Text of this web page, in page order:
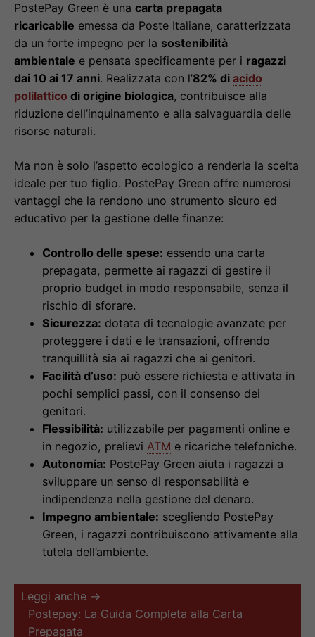
PostePay Green è una carta prepagata
ricaricabile emessa da Poste Italiane, caratterizzata
da un forte impegno per la sostenibilità
ambientale e pensata specificamente per i ragazzi
dai 10 ai 17 anni. Realizzata con l’82% di acido
polilattico di origine biologica, contribuisce alla
riduzione dell’inquinamento e alla salvaguardia delle
risorse naturali.
Ma non è solo l’aspetto ecologico a renderla la scelta
ideale per tuo figlio. PostePay Green offre numerosi
vantaggi che la rendono uno strumento sicuro ed
educativo per la gestione delle finanze:
Controllo delle spese: essendo una carta
prepagata, permette ai ragazzi di gestire il
proprio budget in modo responsabile, senza il
rischio di sforare.
Sicurezza: dotata di tecnologie avanzate per
proteggere i dati e le transazioni, offrendo
tranquillità sia ai ragazzi che ai genitori.
Facilità d’uso: può essere richiesta e attivata in
pochi semplici passi, con il consenso dei
genitori.
Flessibilità: utilizzabile per pagamenti online e
in negozio, prelievi ATM e ricariche telefoniche.
Autonomia: PostePay Green aiuta i ragazzi a
sviluppare un senso di responsabilità e
indipendenza nella gestione del denaro.
Impegno ambientale: scegliendo PostePay
Green, i ragazzi contribuiscono attivamente alla
tutela dell’ambiente.
Leggi anche →
Postepay: La Guida Completa alla Carta
Prepagata